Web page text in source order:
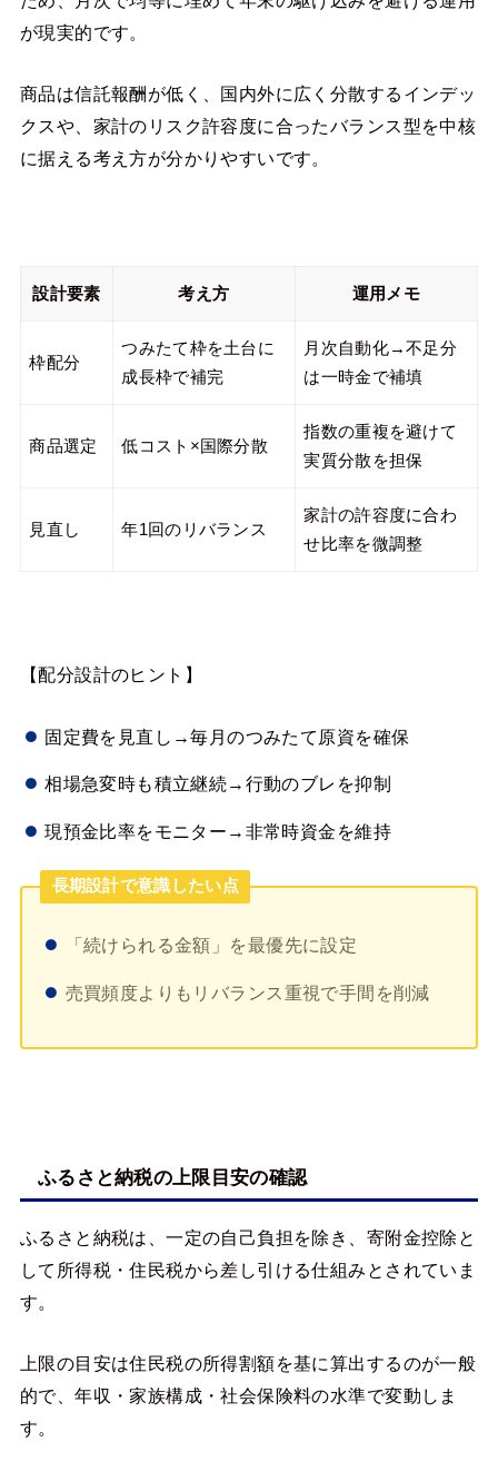
が現実的です。
商品は信託報酬が低く、国内外に広く分散するインデッ
クスや、家計のリスク許容度に合ったバランス型を中核
に据える考え方が分かりやすいです。
設計要素 考え方 運用メモ
枠配分
つみたて枠を土台に
成長枠で補完
月次自動化→不足分
は一時金で補填
商品選定 低コスト×国際分散
指数の重複を避けて
実質分散を担保
見直し 年1回のリバランス
家計の許容度に合わ
せ比率を微調整
【配分設計のヒント】
固定費を見直し→毎月のつみたて原資を確保
相場急変時も積立継続→行動のブレを抑制
現預金比率をモニター→非常時資金を維持
長期設計で意識したい点
「続けられる金額」を最優先に設定
売買頻度よりもリバランス重視で手間を削減
ふるさと納税の上限目安の確認
ふるさと納税は、一定の自己負担を除き、寄附金控除と
して所得税・住民税から差し引ける仕組みとされていま
す。
上限の目安は住民税の所得割額を基に算出するのが一般
的で、年収・家族構成・社会保険料の水準で変動しま
す。